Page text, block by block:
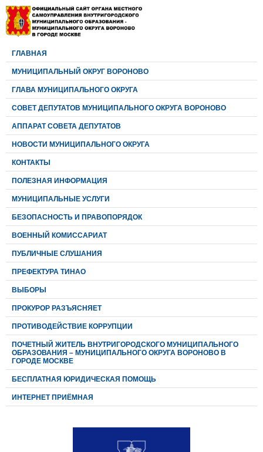
ГЛАВНАЯ
МУНИЦИПАЛЬНЫЙ ОКРУГ ВОРОНОВО
ГЛАВА МУНИЦИПАЛЬНОГО ОКРУГА
CОВЕТ ДЕПУТАТОВ МУНИЦИПАЛЬНОГО ОКРУГА ВОРОНОВО
АППАРАТ СОВЕТА ДЕПУТАТОВ
НОВОСТИ МУНИЦИПАЛЬНОГО ОКРУГА
КОНТАКТЫ
ПОЛЕЗНАЯ ИНФОРМАЦИЯ
МУНИЦИПАЛЬНЫЕ УСЛУГИ
БЕЗОПАСНОСТЬ И ПРАВОПОРЯДОК
ВОЕННЫЙ КОМИССАРИАТ
ПУБЛИЧНЫЕ СЛУШАНИЯ
ПРЕФЕКТУРА ТИНАО
ВЫБОРЫ
ПРОКУРОР РАЗЪЯСНЯЕТ
ПРОТИВОДЕЙСТВИЕ КОРРУПЦИИ
ПОЧЕТНЫЙ ЖИТЕЛЬ ВНУТРИГОРОДСКОГО МУНИЦИПАЛЬНОГО
ОБРАЗОВАНИЯ – МУНИЦИПАЛЬНОГО ОКРУГА ВОРОНОВО В
ГОРОДЕ МОСКВЕ
БЕСПЛАТНАЯ ЮРИДИЧЕСКАЯ ПОМОЩЬ
ИНТЕРНЕТ ПРИЁМНАЯ